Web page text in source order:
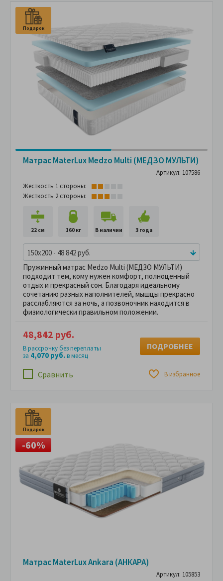
Подарок
Матрас MaterLux Medzo Multi (МЕДЗО МУЛЬТИ)
Артикул: 107586
Жесткость 1 стороны:
Жесткость 2 стороны:
22 см 160 кг В наличии 3 года
150x200 - 48 842 руб.
Пружинный матрас Medzo Multi (МЕДЗО МУЛЬТИ)
подходит тем, кому нужен комфорт, полноценный
отдых и прекрасный сон. Благодаря идеальному
сочетанию разных наполнителей, мышцы прекрасно
расслабляются за ночь, а позвоночник находится в
физиологически правильном положении.
Сравнить В избранное
48,842 руб.
В рассрочку без переплаты
за 4,070 руб.в месяц
ПОДРОБНЕЕ
Подарок
-60%
Матрас MaterLux Ankara (АНКАРА)
Артикул: 105853